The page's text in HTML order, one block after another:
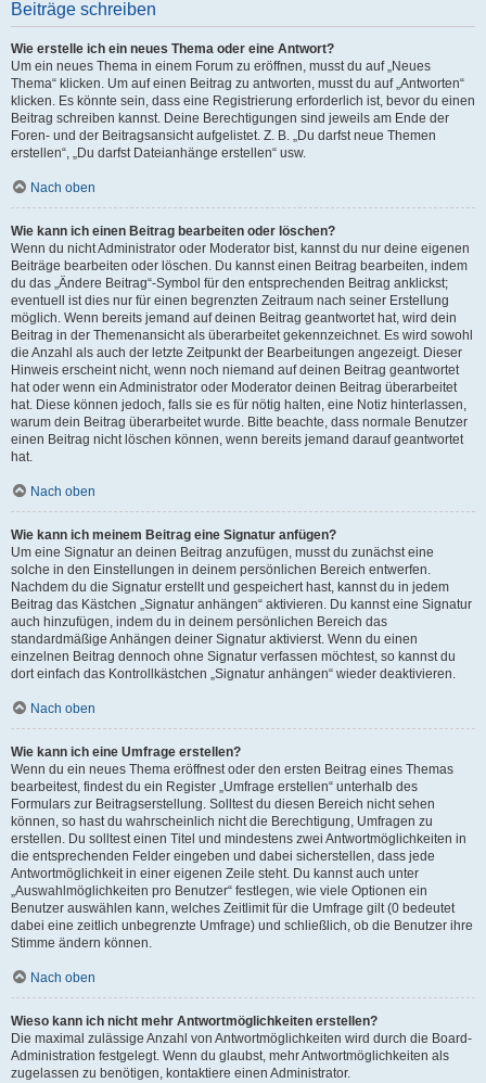
Beiträge schreiben
Wie erstelle ich ein neues Thema oder eine Antwort?
Um ein neues Thema in einem Forum zu eröffnen, musst du auf „Neues
Thema“ klicken. Um auf einen Beitrag zu antworten, musst du auf „Antworten“
klicken. Es könnte sein, dass eine Registrierung erforderlich ist, bevor du einen
Beitrag schreiben kannst. Deine Berechtigungen sind jeweils am Ende der
Foren- und der Beitragsansicht aufgelistet. Z. B. „Du darfst neue Themen
erstellen“, „Du darfst Dateianhänge erstellen“ usw.
Nach oben
Wie kann ich einen Beitrag bearbeiten oder löschen?
Wenn du nicht Administrator oder Moderator bist, kannst du nur deine eigenen
Beiträge bearbeiten oder löschen. Du kannst einen Beitrag bearbeiten, indem
du das „Ändere Beitrag“-Symbol für den entsprechenden Beitrag anklickst;
eventuell ist dies nur für einen begrenzten Zeitraum nach seiner Erstellung
möglich. Wenn bereits jemand auf deinen Beitrag geantwortet hat, wird dein
Beitrag in der Themenansicht als überarbeitet gekennzeichnet. Es wird sowohl
die Anzahl als auch der letzte Zeitpunkt der Bearbeitungen angezeigt. Dieser
Hinweis erscheint nicht, wenn noch niemand auf deinen Beitrag geantwortet
hat oder wenn ein Administrator oder Moderator deinen Beitrag überarbeitet
hat. Diese können jedoch, falls sie es für nötig halten, eine Notiz hinterlassen,
warum dein Beitrag überarbeitet wurde. Bitte beachte, dass normale Benutzer
einen Beitrag nicht löschen können, wenn bereits jemand darauf geantwortet
hat.
Nach oben
Wie kann ich meinem Beitrag eine Signatur anfügen?
Um eine Signatur an deinen Beitrag anzufügen, musst du zunächst eine
solche in den Einstellungen in deinem persönlichen Bereich entwerfen.
Nachdem du die Signatur erstellt und gespeichert hast, kannst du in jedem
Beitrag das Kästchen „Signatur anhängen“ aktivieren. Du kannst eine Signatur
auch hinzufügen, indem du in deinem persönlichen Bereich das
standardmäßige Anhängen deiner Signatur aktivierst. Wenn du einen
einzelnen Beitrag dennoch ohne Signatur verfassen möchtest, so kannst du
dort einfach das Kontrollkästchen „Signatur anhängen“ wieder deaktivieren.
Nach oben
Wie kann ich eine Umfrage erstellen?
Wenn du ein neues Thema eröffnest oder den ersten Beitrag eines Themas
bearbeitest, findest du ein Register „Umfrage erstellen“ unterhalb des
Formulars zur Beitragserstellung. Solltest du diesen Bereich nicht sehen
können, so hast du wahrscheinlich nicht die Berechtigung, Umfragen zu
erstellen. Du solltest einen Titel und mindestens zwei Antwortmöglichkeiten in
die entsprechenden Felder eingeben und dabei sicherstellen, dass jede
Antwortmöglichkeit in einer eigenen Zeile steht. Du kannst auch unter
„Auswahlmöglichkeiten pro Benutzer“ festlegen, wie viele Optionen ein
Benutzer auswählen kann, welches Zeitlimit für die Umfrage gilt (0 bedeutet
dabei eine zeitlich unbegrenzte Umfrage) und schließlich, ob die Benutzer ihre
Stimme ändern können.
Nach oben
Wieso kann ich nicht mehr Antwortmöglichkeiten erstellen?
Die maximal zulässige Anzahl von Antwortmöglichkeiten wird durch die Board-
Administration festgelegt. Wenn du glaubst, mehr Antwortmöglichkeiten als
zugelassen zu benötigen, kontaktiere einen Administrator.